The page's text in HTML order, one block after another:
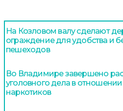
На Козловом валу сделают
ограждение для удобства и
пешеходов
Во Владимире завершено
уголовного дела в
наркотиков